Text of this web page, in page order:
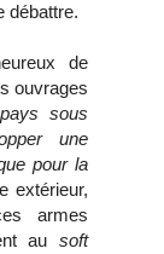
débattre.
de
ouvrages
sous
une
pour la
extérieur,
armes
au soft